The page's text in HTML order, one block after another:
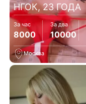
НГОК, 23 ГОДА
За час
8000
За два
10000
Москва